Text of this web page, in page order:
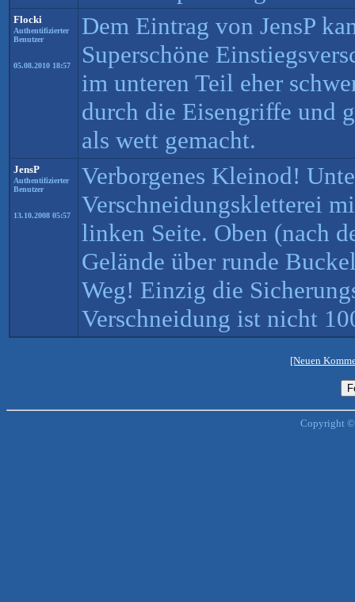
Flocki
Authentifizierter
Benutzer
05.08.2010 18:57
Dem Eintrag von JensP
Superschöne
im unteren Teil eher
durch die Eisengriffe und
als wett gemacht.
JensP
Authentifizierter
Benutzer
13.10.2008 05:57
Verborgenes Kleinod!
Verschneidungskletterei
linken Seite. Oben (nach
Gelände über runde
Weg! Einzig die
Verschneidung ist nicht
[Neuen
Copyright ©